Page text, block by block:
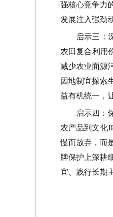
强核心竞争力
发展注入强劲
启示三：
农田复合利用
减少农业面源
因地制宜探索
益有机统一，
启示四：
农产品到文化
慢而放弃，而
牌保护上深耕
宜、践行长期